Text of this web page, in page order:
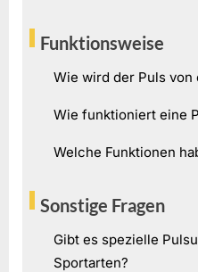
Funktionsweise
Wie wird der Puls von
Wie funktioniert eine
Welche Funktionen
Sonstige Fragen
Gibt es spezielle
Sportarten?